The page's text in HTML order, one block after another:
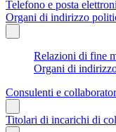
Telefono e posta
Organi di indirizzo
Relazioni di fine
Organi di
Consulenti e
Titolari di incarichi di